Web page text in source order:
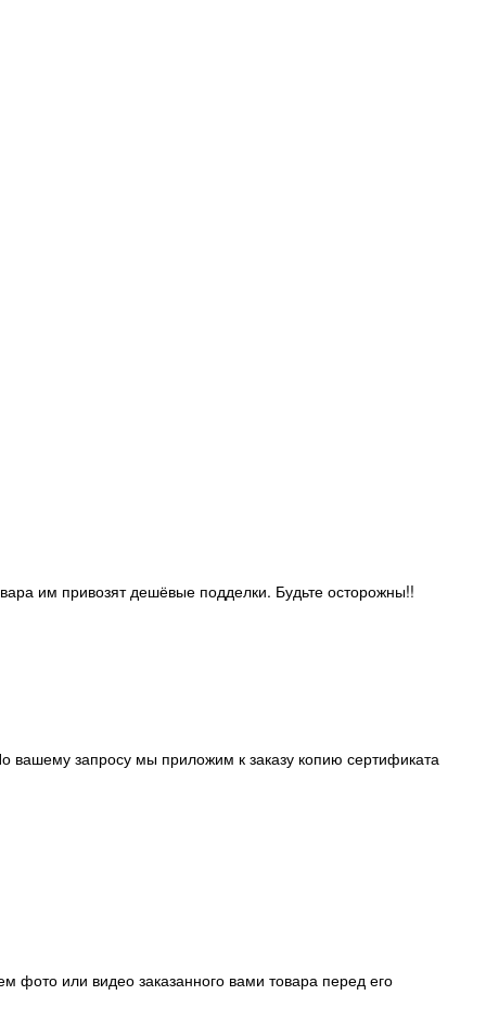
им привозят дешёвые подделки. Будьте осторожны!!
запросу мы приложим к заказу копию сертификата
или видео заказанного вами товара перед его